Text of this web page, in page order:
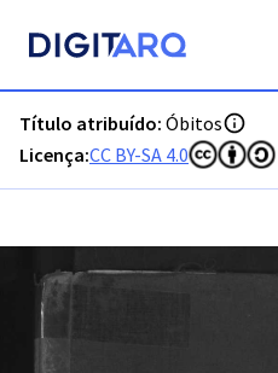
Título atribuído: Óbitos
Licença:CC BY-SA 4.0